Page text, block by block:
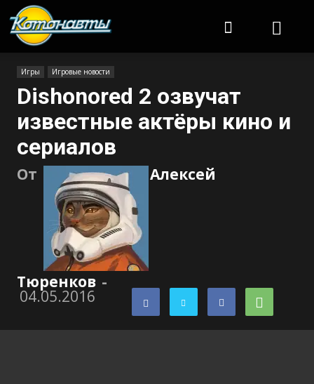
Игры Игровые новости
Dishonored 2 озвучат
известные актёры кино и
сериалов
От Алексей
Тюренков -
04.05.2016